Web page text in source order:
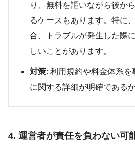
り、無料を謳いながら後か
るケースもあります。特に
合、トラブルが発生した際
しいことがあります。
対策: 利用規約や料金体系
に関する詳細が明確である
4. 運営者が責任を負わない可